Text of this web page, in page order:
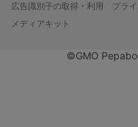
広告識別子の取得・利用
プラ
メディアキット
©GMO